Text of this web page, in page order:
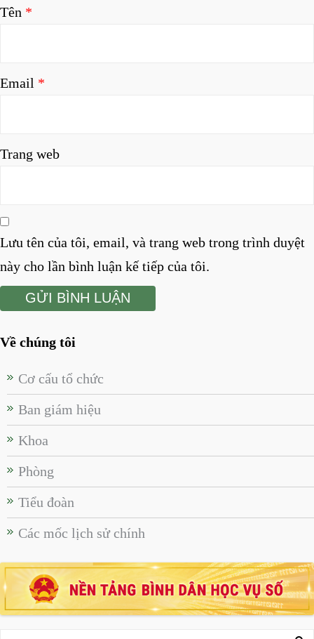
Tên *
Email *
Trang web
Lưu tên của tôi, email, và trang web trong trình duyệt
này cho lần bình luận kế tiếp của tôi.
Về chúng tôi
Cơ cấu tổ chức
Ban giám hiệu
Khoa
Phòng
Tiểu đoàn
Các mốc lịch sử chính